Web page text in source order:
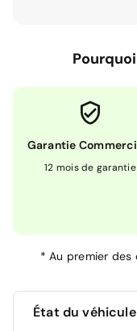
Garantie
12 mois de garantie
*Au premier
État du véhicule